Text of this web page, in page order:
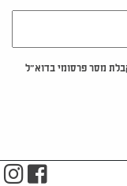
מסר פרסומי בדוא"ל